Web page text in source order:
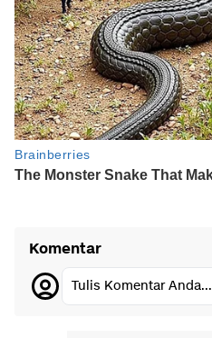
Komentar
Tulis Komentar Anda...